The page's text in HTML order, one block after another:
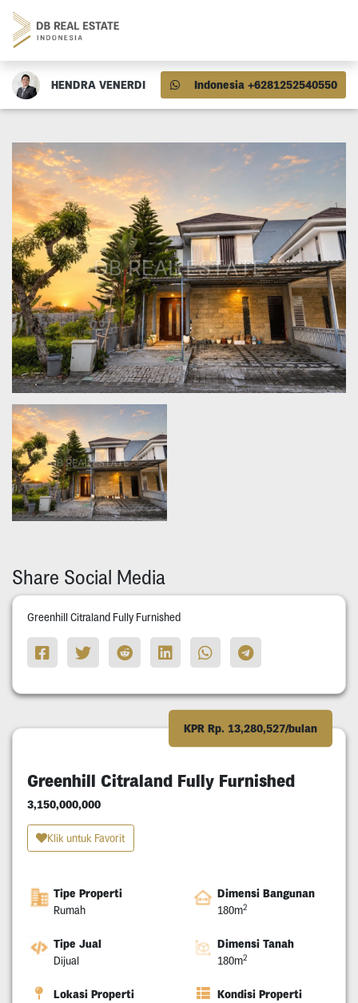
HENDRA VENERDI Indonesia +6281252540550
Share Social Media
Greenhill Citraland Fully Furnished
KPR Rp. 13,280,527/bulan
Greenhill Citraland Fully Furnished
3,150,000,000
Klik untuk Favorit
Tipe Properti
Rumah
Dimensi Bangunan
180m2
Tipe Jual
Dijual
Dimensi Tanah
180m2
Lokasi Properti Kondisi Properti